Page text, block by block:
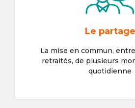
Le partage
La mise en commun,
retraités, de plusieurs
quotidienne